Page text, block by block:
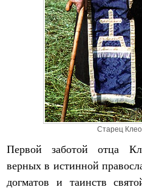
Старец
Первой заботой отца
верных в истинной
догматов и таинств